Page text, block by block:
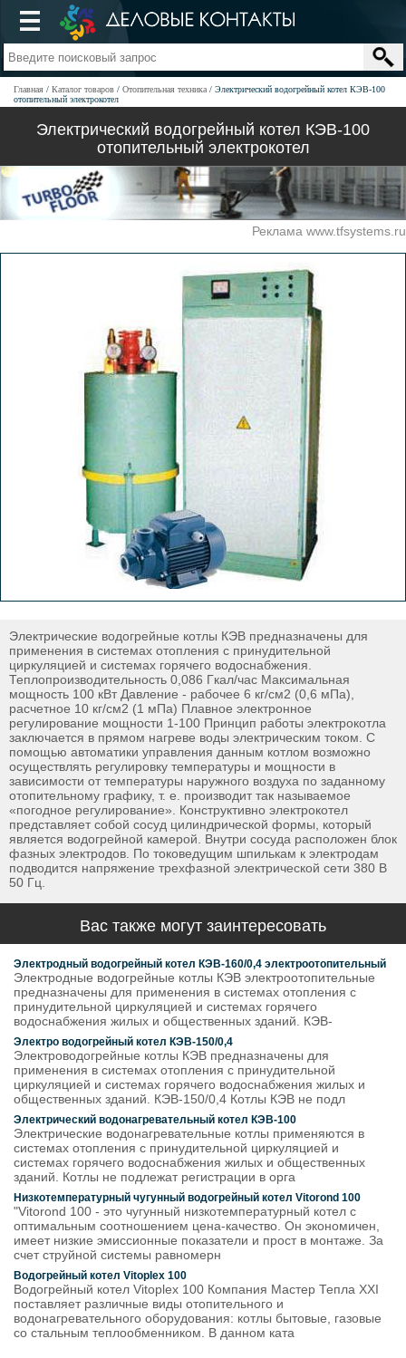
Главная Каталог товаров Отопительная техника
Электрический водогрейный котел КЭВ-100
отопительный электрокотел
Электрический водогрейный котел КЭВ-100
отопительный электрокотел
Реклама www.tfsystems.ru
Электрические водогрейные котлы КЭВ предназначены для
применения в системах отопления с принудительной
циркуляцией и системах горячего водоснабжения.
Теплопроизводительность 0,086 Гкал/час Максимальная
мощность 100 кВт Давление - рабочее 6 кг/см2 (0,6 мПа),
расчетное 10 кг/см2 (1 мПа) Плавное электронное
регулирование мощности 1-100 Принцип работы электрокотла
заключается в прямом нагреве воды электрическим током. С
помощью автоматики управления данным котлом возможно
осуществлять регулировку температуры и мощности в
зависимости от температуры наружного воздуха по заданному
отопительному графику, т. е. производит так называемое
«погодное регулирование». Конструктивно электрокотел
представляет собой сосуд цилиндрической формы, который
является водогрейной камерой. Внутри сосуда расположен блок
фазных электродов. По токоведущим шпилькам к электродам
подводится напряжение трехфазной электрической сети 380 В
50 Гц.
Вас также могут заинтересовать
Электродный водогрейный котел КЭВ-160/0,4 электроотопительный
Электродные водогрейные котлы КЭВ электроотопительные
предназначены для применения в системах отопления с
принудительной циркуляцией и системах горячего
водоснабжения жилых и общественных зданий. КЭВ-
Электро водогрейный котел КЭВ-150/0,4
Электроводогрейные котлы КЭВ предназначены для
применения в системах отопления с принудительной
циркуляцией и системах горячего водоснабжения жилых и
общественных зданий. КЭВ-150/0,4 Котлы КЭВ не подл
Электрический водонагревательный котел КЭВ-100
Электрические водонагревательные котлы применяются в
системах отопления с принудительной циркуляцией и
системах горячего водоснабжения жилых и общественных
зданий. Котлы не подлежат регистрации в орга
Низкотемпературный чугунный водогрейный котел Vitorond 100
"Vitorond 100 - это чугунный низкотемпературный котел с
оптимальным соотношением цена-качество. Он экономичен,
имеет низкие эмиссионные показатели и прост в монтаже. За
счет струйной системы равномерн
Водогрейный котел Vitoplex 100
Водогрейный котел Vitoplex 100 Компания Мастер Тепла XXI
поставляет различные виды отопительного и
водонагревательного оборудования: котлы бытовые, газовые
со стальным теплообменником. В данном ката